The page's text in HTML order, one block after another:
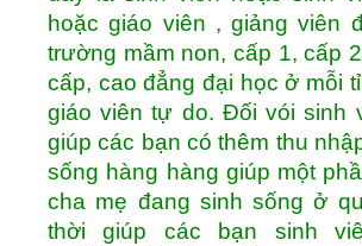
hoặc giáo viên , giảng viên
trường mầm non, cấp 1, cấp
cấp, cao đẳng đại học ở mỗi
giáo viên tự do. Đối vói sinh
giúp các bạn có thêm thu
sống hàng hàng giúp một
cha mẹ đang sinh sống ở
thời giúp các bạn sinh